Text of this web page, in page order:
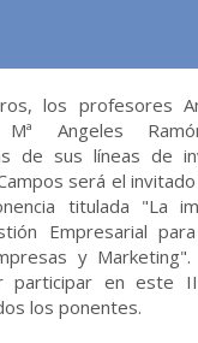
los profesores
Angeles
de sus líneas de
será el
titulada "La
Empresarial
y
participar en este
los ponentes.